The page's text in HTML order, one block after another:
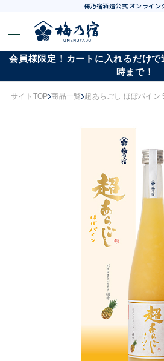
梅乃宿酒造公式 オンライン
会員様限定！カートに入れるだけで
時まで！
サイトTOP 商品一覧 超あらごし ほぼパイン